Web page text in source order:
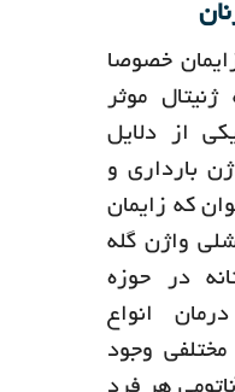
خصوصا
موثر
از دلایل
بارداری و
که زایمان
واژن گله
در حوزه
انواع
وجود